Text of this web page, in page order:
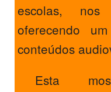
escolas, nos
oferecendo
conteúdos
Esta